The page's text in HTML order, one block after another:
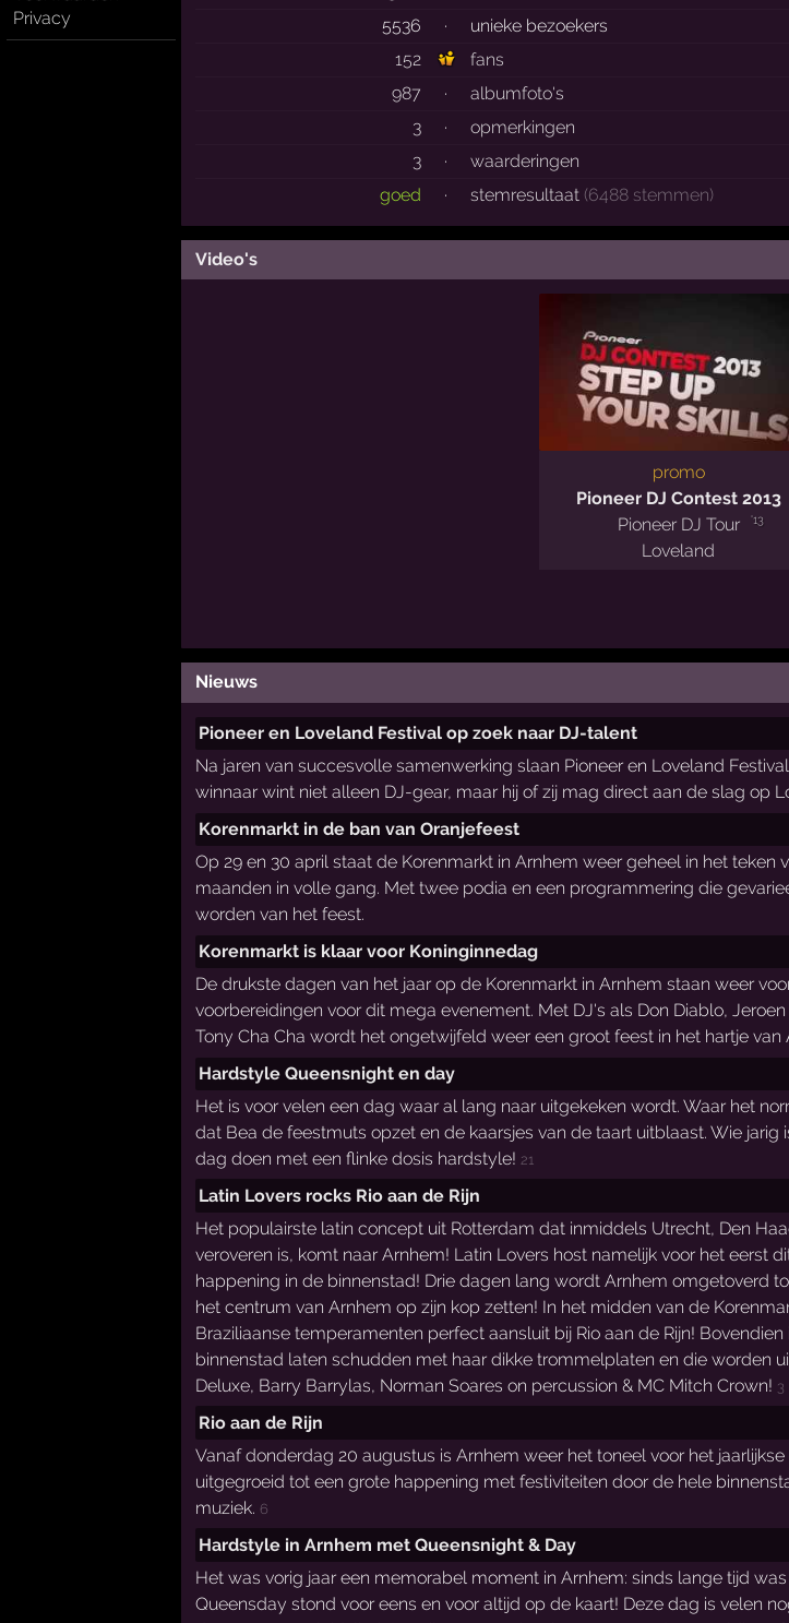
Privacy
5536
·
unieke bezoekers
152
fans
987
·
albumfoto's
3
·
opmerkingen
3
·
waarderingen
goed
· stemresultaat (6488 stemmen)
Video's
promo
Pioneer DJ Contest 2013
Pioneer DJ Tour
'13
Loveland
Nieuws
Pioneer en Loveland Festival op zoek naar DJ-talent
Na jaren van succesvolle samenwerking slaan Pioneer en Loveland
winnaar wint niet alleen DJ-gear, maar hij of zij mag direct aan de slag op
Korenmarkt in de ban van Oranjefeest
Op 29 en 30 april staat de Korenmarkt in Arnhem weer geheel in het
maanden in volle gang. Met twee podia en een programmering die
worden van het feest.
Korenmarkt is klaar voor Koninginnedag
De drukste dagen van het jaar op de Korenmarkt in Arnhem staan weer
voorbereidingen voor dit mega evenement. Met DJ's als Don Diablo,
Tony Cha Cha wordt het ongetwijfeld weer een groot feest in het hartje van
Hardstyle Queensnight en day
Het is voor velen een dag waar al lang naar uitgekeken wordt. Waar het
dat Bea de feestmuts opzet en de kaarsjes van de taart uitblaast. Wie
dag doen met een flinke dosis hardstyle! 21
Latin Lovers rocks Rio aan de Rijn
Het populairste latin concept uit Rotterdam dat inmiddels Utrecht, Den
veroveren is, komt naar Arnhem! Latin Lovers host namelijk voor het eerst
happening in de binnenstad! Drie dagen lang wordt Arnhem omgetoverd
het centrum van Arnhem op zijn kop zetten! In het midden van de
Braziliaanse temperamenten perfect aansluit bij Rio aan de Rijn!
binnenstad laten schudden met haar dikke trommelplaten en die worden
Deluxe, Barry Barrylas, Norman Soares on percussion & MC Mitch Crown! 3
Rio aan de Rijn
Vanaf donderdag 20 augustus is Arnhem weer het toneel voor het
uitgegroeid tot een grote happening met festiviteiten door de hele
muziek. 6
Hardstyle in Arnhem met Queensnight & Day
Het was vorig jaar een memorabel moment in Arnhem: sinds lange tijd
Queensday stond voor eens en voor altijd op de kaart! Deze dag is velen